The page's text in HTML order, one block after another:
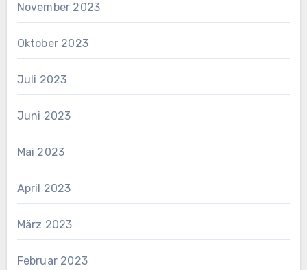
November 2023
Oktober 2023
Juli 2023
Juni 2023
Mai 2023
April 2023
März 2023
Februar 2023